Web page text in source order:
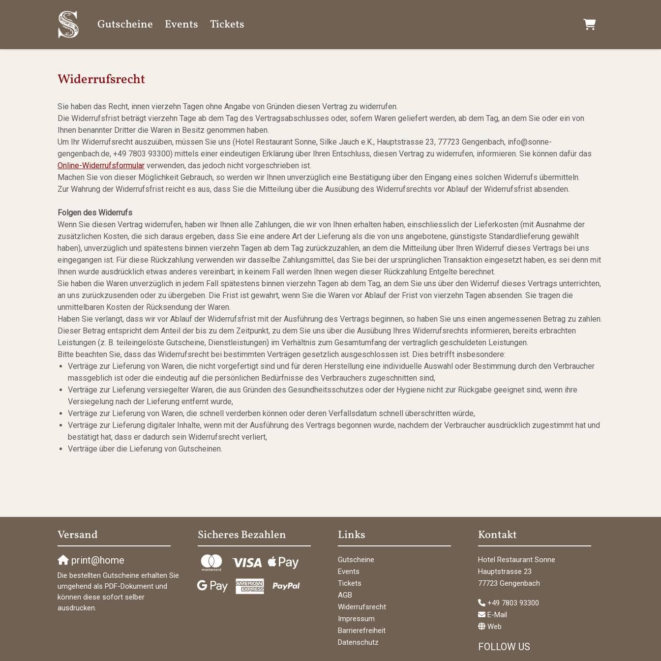
Gutscheine Events Tickets Warenkorb
Widerrufsrecht
Sie haben das Recht, innen vierzehn Tagen ohne Angabe von Gründen diesen Vertrag zu widerrufen.
Die Widerrufsfrist beträgt vierzehn Tage ab dem Tag des Vertragsabschlusses oder, sofern Waren geliefert werden, ab dem Tag, an dem Sie oder ein von
Ihnen benannter Dritter die Waren in Besitz genommen haben.
Um Ihr Widerrufsrecht auszuüben, müssen Sie uns (Hotel Restaurant Sonne, Silke Jauch e.K., Hauptstrasse 23, 77723 Gengenbach, info@sonne-
gengenbach.de, +49 7803 93300) mittels einer eindeutigen Erklärung über Ihren Entschluss, diesen Vertrag zu widerrufen, informieren. Sie können dafür das
Online-Widerrufsformular verwenden, das jedoch nicht vorgeschrieben ist.
Machen Sie von dieser Möglichkeit Gebrauch, so werden wir Ihnen unverzüglich eine Bestätigung über den Eingang eines solchen Widerrufs übermitteln.
Zur Wahrung der Widerrufsfrist reicht es aus, dass Sie die Mitteilung über die Ausübung des Widerrufsrechts vor Ablauf der Widerrufsfrist absenden.
Folgen des Widerrufs
Wenn Sie diesen Vertrag widerrufen, haben wir Ihnen alle Zahlungen, die wir von Ihnen erhalten haben, einschliesslich der Lieferkosten (mit Ausnahme der
zusätzlichen Kosten, die sich daraus ergeben, dass Sie eine andere Art der Lieferung als die von uns angebotene, günstigste Standardlieferung gewählt
haben), unverzüglich und spätestens binnen vierzehn Tagen ab dem Tag zurückzuzahlen, an dem die Mitteilung über Ihren Widerruf dieses Vertrags bei uns
eingegangen ist. Für diese Rückzahlung verwenden wir dasselbe Zahlungsmittel, das Sie bei der ursprünglichen Transaktion eingesetzt haben, es sei denn mit
Ihnen wurde ausdrücklich etwas anderes vereinbart; in keinem Fall werden Ihnen wegen dieser Rückzahlung Entgelte berechnet.
Sie haben die Waren unverzüglich in jedem Fall spätestens binnen vierzehn Tagen ab dem Tag, an dem Sie uns über den Widerruf dieses Vertrags unterrichten,
an uns zurückzusenden oder zu übergeben. Die Frist ist gewahrt, wenn Sie die Waren vor Ablauf der Frist von vierzehn Tagen absenden. Sie tragen die
unmittelbaren Kosten der Rücksendung der Waren.
Haben Sie verlangt, dass wir vor Ablauf der Widerrufsfrist mit der Ausführung des Vertrags beginnen, so haben Sie uns einen angemessenen Betrag zu zahlen.
Dieser Betrag entspricht dem Anteil der bis zu dem Zeitpunkt, zu dem Sie uns über die Ausübung Ihres Widerrufsrechts informieren, bereits erbrachten
Leistungen (z. B. teileingelöste Gutscheine, Dienstleistungen) im Verhältnis zum Gesamtumfang der vertraglich geschuldeten Leistungen.
Bitte beachten Sie, dass das Widerrufsrecht bei bestimmten Verträgen gesetzlich ausgeschlossen ist. Dies betrifft insbesondere:
Verträge zur Lieferung von Waren, die nicht vorgefertigt sind und für deren Herstellung eine individuelle Auswahl oder Bestimmung durch den Verbraucher
massgeblich ist oder die eindeutig auf die persönlichen Bedürfnisse des Verbrauchers zugeschnitten sind,
Verträge zur Lieferung versiegelter Waren, die aus Gründen des Gesundheitsschutzes oder der Hygiene nicht zur Rückgabe geeignet sind, wenn ihre
Versiegelung nach der Lieferung entfernt wurde,
Verträge zur Lieferung von Waren, die schnell verderben können oder deren Verfallsdatum schnell überschritten würde,
Verträge zur Lieferung digitaler Inhalte, wenn mit der Ausführung des Vertrags begonnen wurde, nachdem der Verbraucher ausdrücklich zugestimmt hat und
bestätigt hat, dass er dadurch sein Widerrufsrecht verliert,
Verträge über die Lieferung von Gutscheinen.
Versand
print@home
Die bestellten Gutscheine erhalten Sie
umgehend als PDF-Dokument und
können diese sofort selber
ausdrucken.
Sicheres Bezahlen Links
Gutscheine
Events
Tickets
AGB
Widerrufsrecht
Impressum
Barrierefreiheit
Datenschutz
Kontakt
Hotel Restaurant Sonne
Hauptstrasse 23
77723 Gengenbach
+49 7803 93300
E-Mail
Web
FOLLOW US